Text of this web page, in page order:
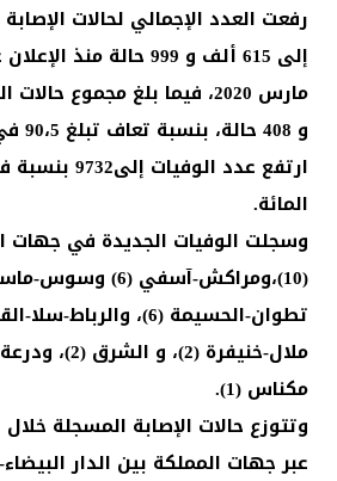
رفعت العدد الإجمالي لحالات
و 408
المائة.
وسجلت الوفيات الجديدة في جهات
مكناس (1).